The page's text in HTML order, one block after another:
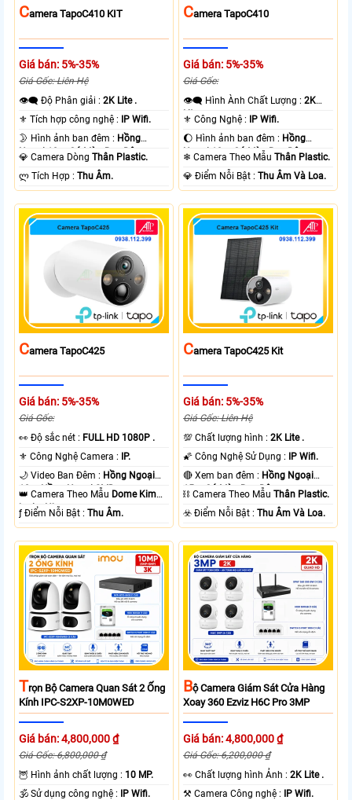
CAmera TapoC410 KIT
Giá bán: 5%-35%
Giá Gốc: Liên Hệ
👁️‍🗨 Độ Phân giải :2K Lite .
⚜️ Tích hợp công nghệ : IP Wifi.
🌛 Hình ảnh ban đêm : Hồng
Ngoại 10m Có Màu Ban Ðêm.
💎 Camera DòngThân Plastic.
️ლ Tích Hợp :Thu Âm.
CAmera TapoC410
Giá bán: 5%-35%
Giá Gốc:
👁️‍🗨 Hình Ành Chất Lượng :2K
Lite .
⚜️ Công Nghệ : IP Wifi.
🌔 Hình ảnh ban đêm : Hồng
Ngoại 10m Có Màu Ban Ðêm.
❄ Camera Theo MẫuThân Plastic.
️💎 Điểm Nỗi Bật :Thu Âm Và Loa.
CAmera TapoC425
Giá bán: 5%-35%
Giá Gốc:
️👀 Độ sắc nét : FULL HD 1080P .
⚜️ Công Nghệ Camera : IP.
🌙 Video Ban Đêm : Hồng Ngoại
10m Hồng Ngoại SMD.
👑 Camera Theo Mẫu Dome Kim
loại + Nhựa.
️ƒ Điểm Nỗi Bật :Thu Âm.
CAmera TapoC425 Kit
Giá bán: 5%-35%
Giá Gốc: Liên Hệ
💯 Chất lượng hình :2K Lite .
🌠 Công Nghệ Sử Dụng : IP Wifi.
🔴 Xem ban đêm : Hồng Ngoại
15m Có Màu Ban Ðêm.
⛓ Camera Theo MẫuThân Plastic.
️☣️ Điểm Nỗi Bật :Thu Âm Và Loa.
TRọn Bộ Camera Quan Sát 2 Ống
Kính IPC-S2XP-10M0WED
Giá bán: 4,800,000 ₫
Giá Gốc: 6,800,000 ₫
🦉 Hình ảnh chất lượng : 10 MP.
🕉️ Sử dụng công nghệ : IP Wifi.
BỘ Camera Giám Sát Cửa Hàng
Xoay 360 Ezviz H6C Pro 3MP
Giá bán: 4,800,000 ₫
Giá Gốc: 6,200,000 ₫
️👀 Chất lượng hình Ảnh :2K Lite .
⚒ Camera Công nghệ : IP Wifi.